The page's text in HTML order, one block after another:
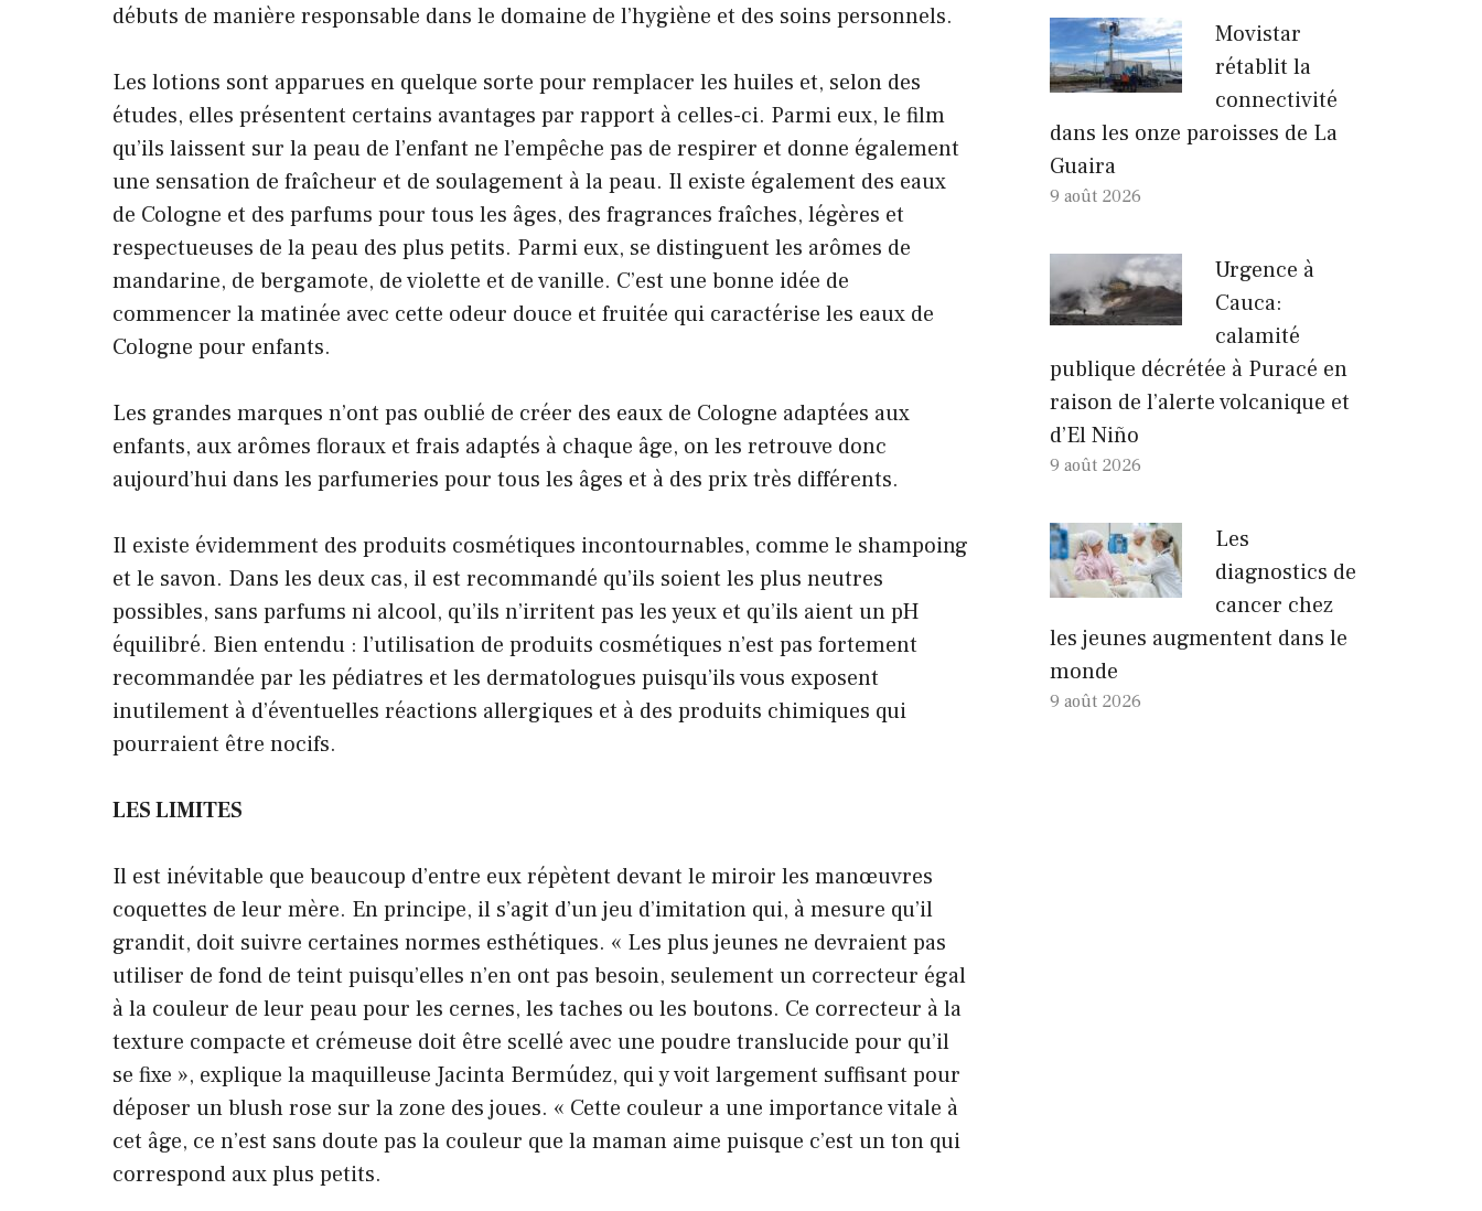
débuts de manière responsable dans le domaine de l’hygiène et des soins personnels.
Les lotions sont apparues en quelque sorte pour remplacer les huiles et, selon des
études, elles présentent certains avantages par rapport à celles-ci. Parmi eux, le film
qu’ils laissent sur la peau de l’enfant ne l’empêche pas de respirer et donne également
une sensation de fraîcheur et de soulagement à la peau. Il existe également des eaux
de Cologne et des parfums pour tous les âges, des fragrances fraîches, légères et
respectueuses de la peau des plus petits. Parmi eux, se distinguent les arômes de
mandarine, de bergamote, de violette et de vanille. C’est une bonne idée de
commencer la matinée avec cette odeur douce et fruitée qui caractérise les eaux de
Cologne pour enfants.
Les grandes marques n’ont pas oublié de créer des eaux de Cologne adaptées aux
enfants, aux arômes floraux et frais adaptés à chaque âge, on les retrouve donc
aujourd’hui dans les parfumeries pour tous les âges et à des prix très différents.
Il existe évidemment des produits cosmétiques incontournables, comme le shampoing
et le savon. Dans les deux cas, il est recommandé qu’ils soient les plus neutres
possibles, sans parfums ni alcool, qu’ils n’irritent pas les yeux et qu’ils aient un pH
équilibré. Bien entendu : l’utilisation de produits cosmétiques n’est pas fortement
recommandée par les pédiatres et les dermatologues puisqu’ils vous exposent
inutilement à d’éventuelles réactions allergiques et à des produits chimiques qui
pourraient être nocifs.
LES LIMITES
Il est inévitable que beaucoup d’entre eux répètent devant le miroir les manœuvres
coquettes de leur mère. En principe, il s’agit d’un jeu d’imitation qui, à mesure qu’il
grandit, doit suivre certaines normes esthétiques. « Les plus jeunes ne devraient pas
utiliser de fond de teint puisqu’elles n’en ont pas besoin, seulement un correcteur égal
à la couleur de leur peau pour les cernes, les taches ou les boutons. Ce correcteur à la
texture compacte et crémeuse doit être scellé avec une poudre translucide pour qu’il
se fixe », explique la maquilleuse Jacinta Bermúdez, qui y voit largement suffisant pour
déposer un blush rose sur la zone des joues. « Cette couleur a une importance vitale à
cet âge, ce n’est sans doute pas la couleur que la maman aime puisque c’est un ton qui
correspond aux plus petits.
Movistar
rétablit la
connectivité
dans les onze paroisses de La
Guaira
9 août 2026
Urgence à
Cauca:
calamité
publique décrétée à Puracé en
raison de l’alerte volcanique et
d’El Niño
9 août 2026
Les
diagnostics de
cancer chez
les jeunes augmentent dans le
monde
9 août 2026